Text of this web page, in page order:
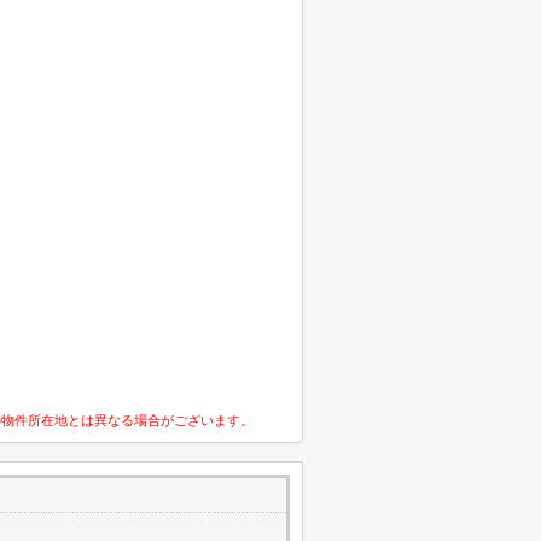
件所在地とは異なる場合がございます。